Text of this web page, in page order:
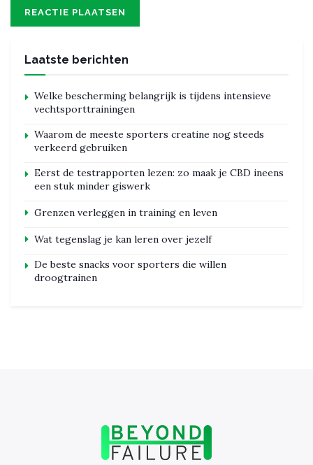
Laatste berichten
Welke bescherming belangrijk is tijdens intensieve
vechtsporttrainingen
Waarom de meeste sporters creatine nog steeds
verkeerd gebruiken
Eerst de testrapporten lezen: zo maak je CBD ineens
een stuk minder giswerk
Grenzen verleggen in training en leven
Wat tegenslag je kan leren over jezelf
De beste snacks voor sporters die willen
droogtrainen